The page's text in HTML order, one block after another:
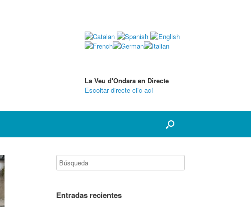
La Veu d'Ondara en Directe
Escoltar directe clic ací
Entradas recientes